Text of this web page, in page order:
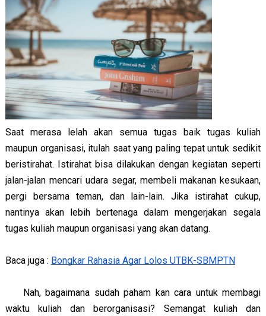
Saat merasa lelah akan semua tugas baik tugas kuliah
maupun organisasi, itulah saat yang paling tepat untuk sedikit
beristirahat. Istirahat bisa dilakukan dengan kegiatan seperti
jalan-jalan mencari udara segar, membeli makanan kesukaan,
pergi bersama teman, dan lain-lain. Jika istirahat cukup,
nantinya akan lebih bertenaga dalam mengerjakan segala
tugas kuliah maupun organisasi yang akan datang.
Baca juga : Bongkar Rahasia Agar Lolos UTBK-SBMPTN
Nah, bagaimana sudah paham kan cara untuk membagi
waktu kuliah dan berorganisasi? Semangat kuliah dan